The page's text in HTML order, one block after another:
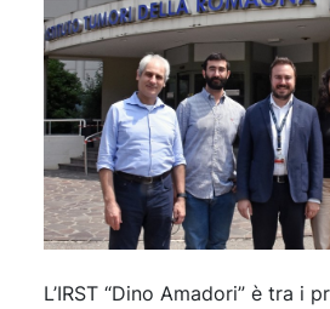
L’IRST “Dino Amadori” è tra i